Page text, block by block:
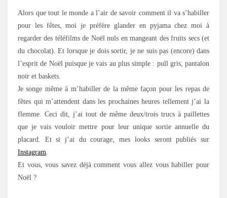
Alors que tout le monde a l’air de savoir comment il va s’habiller
pour les fêtes, moi je préfère glander en pyjama chez moi à
regarder des téléfilms de Noël nuls en mangeant des fruits secs (et
du chocolat). Et lorsque je dois sortir, je ne suis pas (encore) dans
l’esprit de Noël puisque je vais au plus simple : pull gris, pantalon
noir et baskets.
Je songe même à m’habiller de la même façon pour les repas de
fêtes qui m’attendent dans les prochaines heures tellement j’ai la
flemme. Ceci dit, j’ai tout de même deux/trois trucs à paillettes
que je vais vouloir mettre pour leur unique sortie annuelle du
placard. Et si j’ai du courage, mes looks seront publiés sur
Instagram.
Et vous, vous savez déjà comment vous allez vous habiller pour
Noël ?